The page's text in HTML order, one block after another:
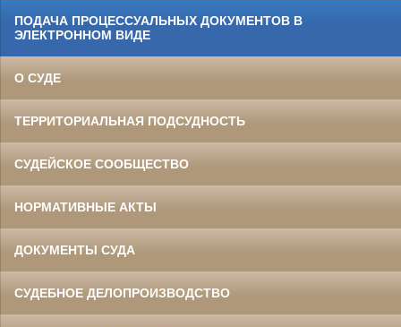
ПОДАЧА ПРОЦЕССУАЛЬНЫХ ДОКУМЕНТОВ В
ЭЛЕКТРОННОМ ВИДЕ
О СУДЕ
ТЕРРИТОРИАЛЬНАЯ ПОДСУДНОСТЬ
СУДЕЙСКОЕ СООБЩЕСТВО
НОРМАТИВНЫЕ АКТЫ
ДОКУМЕНТЫ СУДА
СУДЕБНОЕ ДЕЛОПРОИЗВОДСТВО